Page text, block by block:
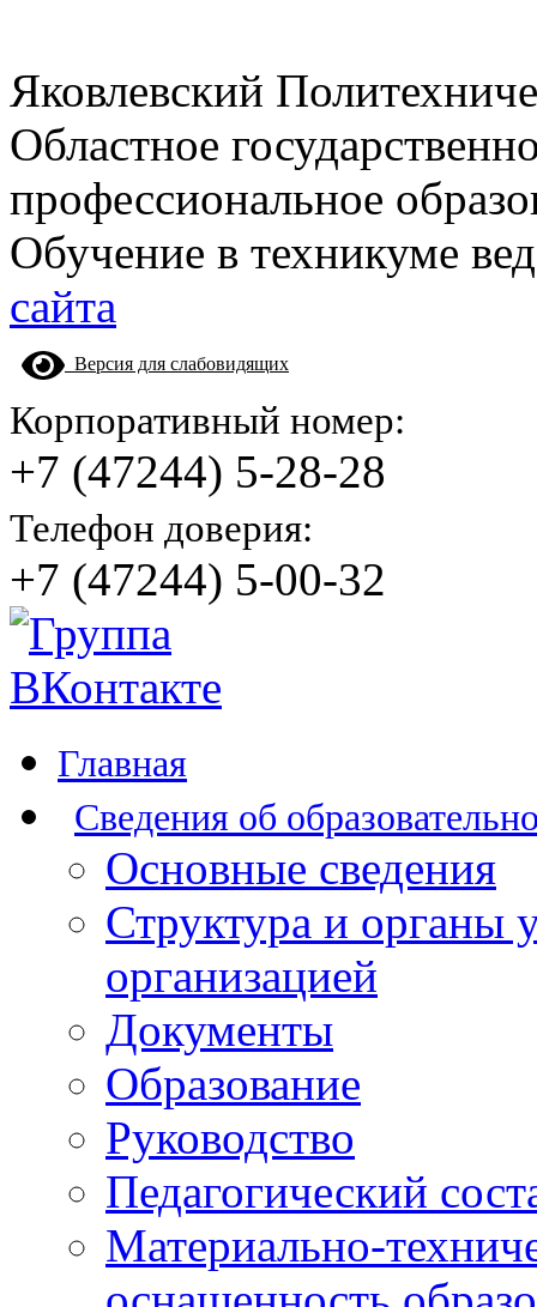
Яковлевский
Областное
профессиональное
Обучение в техникуме
сайта
Версия для слабовидящих
Корпоративный номер:
+7 (47244) 5-28-28
Телефон доверия:
+7 (47244) 5-00-32
Главная
Сведения об
Основные сведения
Структура и органы
организацией
Документы
Образование
Руководство
Педагогический
Материально-